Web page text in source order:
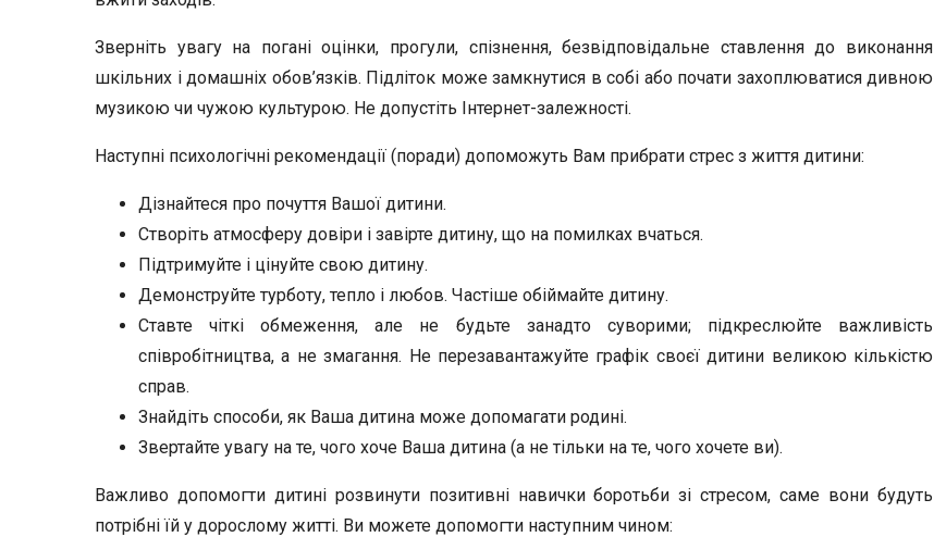
Зверніть увагу на погані оцінки, прогули, спізнення, безвідповідальне ставлення до виконання
шкільних і домашніх обов’язків. Підліток може замкнутися в собі або почати захоплюватися дивною
музикою чи чужою культурою. Не допустіть Інтернет-залежності.
Наступні психологічні рекомендації (поради) допоможуть Вам прибрати стрес з життя дитини:
Дізнайтеся про почуття Вашої дитини.
Створіть атмосферу довіри і завірте дитину, що на помилках вчаться.
Підтримуйте і цінуйте свою дитину.
Демонструйте турботу, тепло і любов. Частіше обіймайте дитину.
Ставте чіткі обмеження, але не будьте занадто суворими; підкреслюйте важливість
співробітництва, а не змагання. Не перезавантажуйте графік своєї дитини великою кількістю
справ.
Знайдіть способи, як Ваша дитина може допомагати родині.
Звертайте увагу на те, чого хоче Ваша дитина (а не тільки на те, чого хочете ви).
Важливо допомогти дитині розвинути позитивні навички боротьби зі стресом, саме вони будуть
потрібні їй у дорослому житті. Ви можете допомогти наступним чином: